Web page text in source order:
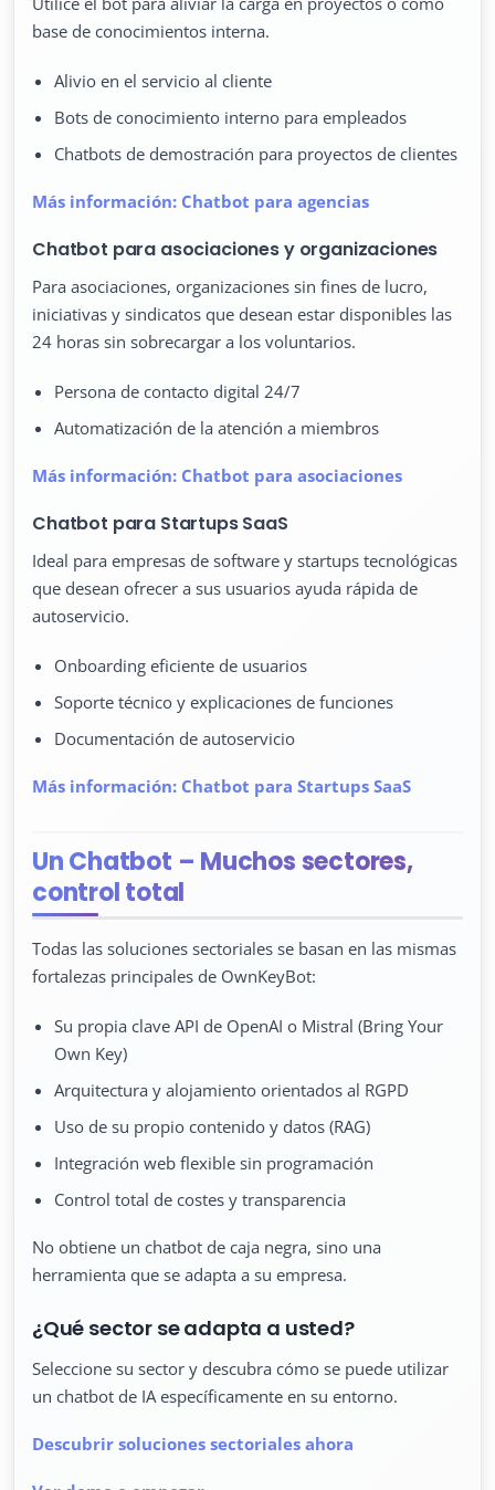
base de conocimientos interna.
Alivio en el servicio al cliente
Bots de conocimiento interno para empleados
Chatbots de demostración para proyectos de clientes
Más información: Chatbot para agencias
Chatbot para asociaciones y organizaciones
Para asociaciones, organizaciones sin fines de lucro,
iniciativas y sindicatos que desean estar disponibles las
24 horas sin sobrecargar a los voluntarios.
Persona de contacto digital 24/7
Automatización de la atención a miembros
Más información: Chatbot para asociaciones
Chatbot para Startups SaaS
Ideal para empresas de software y startups tecnológicas
que desean ofrecer a sus usuarios ayuda rápida de
autoservicio.
Onboarding eficiente de usuarios
Soporte técnico y explicaciones de funciones
Documentación de autoservicio
Más información: Chatbot para Startups SaaS
Un Chatbot – Muchos sectores,
control total
Todas las soluciones sectoriales se basan en las mismas
fortalezas principales de OwnKeyBot:
Su propia clave API de OpenAI o Mistral (Bring Your
Own Key)
Arquitectura y alojamiento orientados al RGPD
Uso de su propio contenido y datos (RAG)
Integración web flexible sin programación
Control total de costes y transparencia
No obtiene un chatbot de caja negra, sino una
herramienta que se adapta a su empresa.
¿Qué sector se adapta a usted?
Seleccione su sector y descubra cómo se puede utilizar
un chatbot de IA específicamente en su entorno.
Descubrir soluciones sectoriales ahora